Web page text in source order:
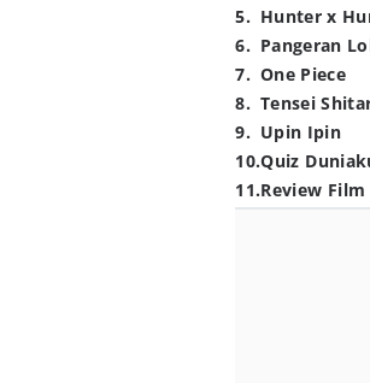
5. Hunter x
6. Pangeran
7. One Piece
8. Tensei
9. Upin Ipin
10.Quiz
11.Review Film